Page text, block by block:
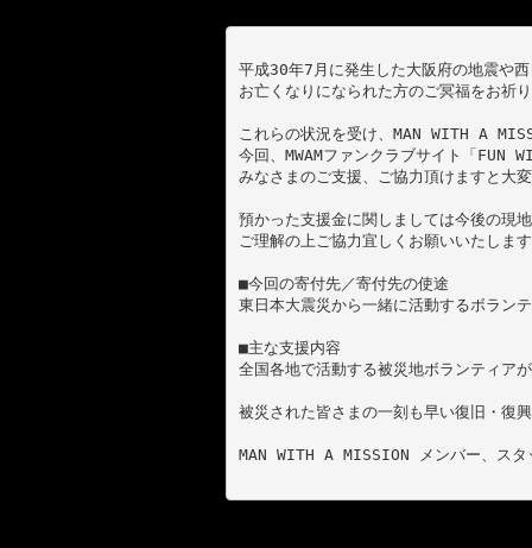
平成30年7 月に発生した大阪府の地震や
お亡くなりになられた方のご冥福をお祈
これらの状況を受け、MAN WITH A
今回、MWAMファンクラブサイト「FUN
みなさまのご支援、ご協力頂けますと大変
預かった支援金に関しましては今後の現
ご理解の上ご協力宜しくお願いいたします
■今回の寄付先／寄付先の使途
東日本大震災から一緒に活動するボラン
■主な支援内容
全国各地で活動する被災地ボランティア
被災された皆さまの一刻も早い復旧・復興